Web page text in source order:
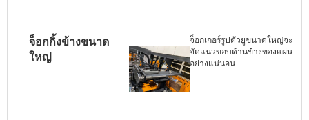
จ็อกกิ้งข้างขนาด
ใหญ่
จ็อกเกอร์รูปตัวยูขนาดใหญ่จะ
จัดแนวขอบด้านข้างของแผ่น
อย่างแน่นอน